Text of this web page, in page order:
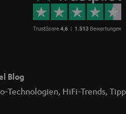
Blog
Technologien, HiFi-Trends,